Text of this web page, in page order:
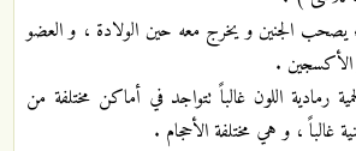
يصحب الجنين و يخرج معه حين الولادة ، و العضو
الأكسجين .
رمادية اللون غالباً تتواجد في أماكن مختلفة من
غالباً ، و هي مختلفة الأحجام .